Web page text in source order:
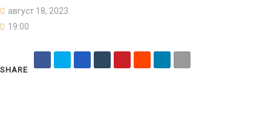
август 18, 2023
19:00
SHARE